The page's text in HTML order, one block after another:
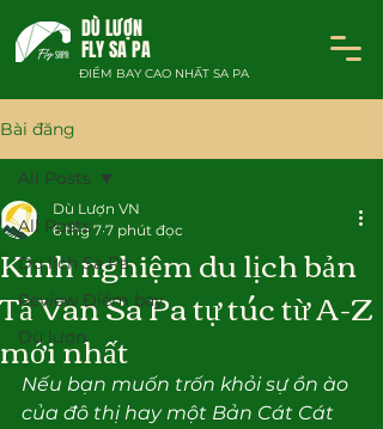
DÙ LƯỢN
FLY SA PA
ĐIỂM BAY CAO NHẤT SA PA
Bài đăng
All Posts
Du lịch Sa Pa
Review Điểm bay
Dù lượn
All Posts
Kinh nghiệm du lịch bản
Tả Van Sa Pa tự túc từ A-Z
mới nhất
Dù Lượn VN
6 thg 7 7 phút đọc
Nếu bạn muốn trốn khỏi sự ồn ào
của đô thị hay một Bản Cát Cát